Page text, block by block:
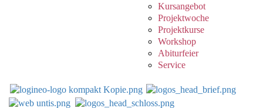
Kursangebot
Projektwoche
Projektkurse
Workshop
Abiturfeier
Service